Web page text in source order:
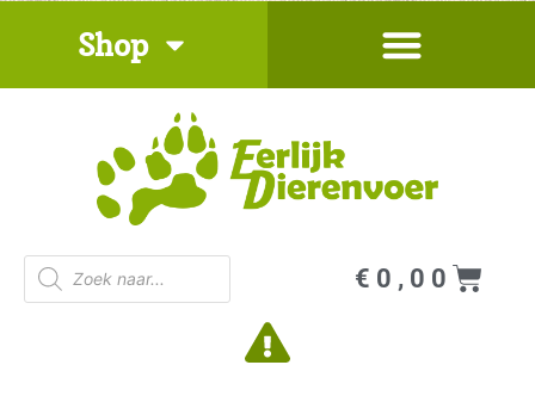
inhoud
Shop
Producten
zoeken
€ 0,00